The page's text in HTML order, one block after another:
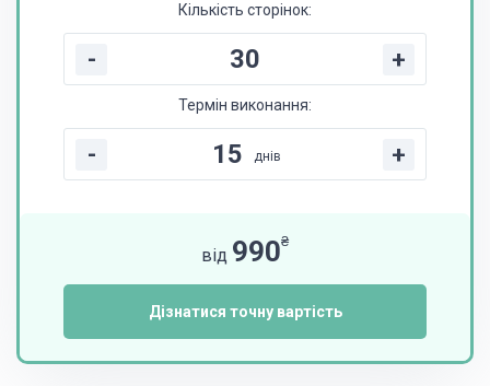
Кількість сторінок:
- +
Термін виконання:
- днів +
від 990₴
Дізнатися точну вартість